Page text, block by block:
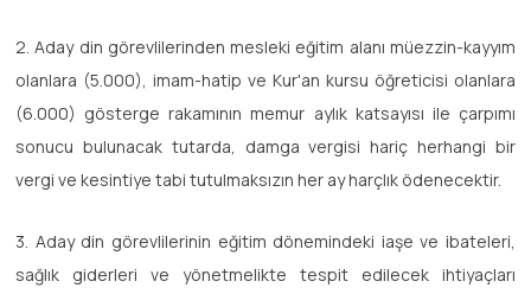
2. Aday din görevlilerinden mesleki eğitim alanı müezzin-kayyım
olanlara (5.000), imam-hatip ve Kur'an kursu öğreticisi olanlara
(6.000) gösterge rakamının memur aylık katsayısı ile çarpımı
sonucu bulunacak tutarda, damga vergisi hariç herhangi bir
vergi ve kesintiye tabi tutulmaksızın her ay harçlık ödenecektir.
3. Aday din görevlilerinin eğitim dönemindeki iaşe ve ibateleri,
sağlık giderleri ve yönetmelikte tespit edilecek ihtiyaçları